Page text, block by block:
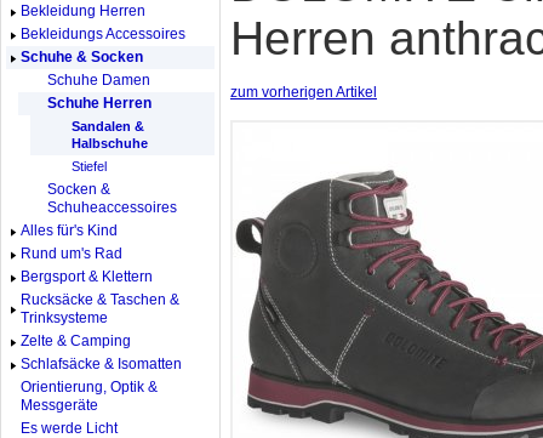
Herren
zum vorherigen Artikel
Bekleidung Herren
Bekleidungs Accessoires
Schuhe & Socken
Schuhe Damen
Schuhe Herren
Sandalen &
Halbschuhe
Stiefel
Socken &
Schuheaccessoires
Alles für's Kind
Rund um's Rad
Bergsport & Klettern
Rucksäcke & Taschen &
Trinksysteme
Zelte & Camping
Schlafsäcke & Isomatten
Orientierung, Optik &
Messgeräte
Es werde Licht